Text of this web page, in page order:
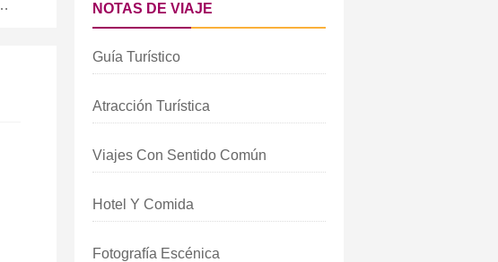
NOTAS DE VIAJENOTAS DE VIAJE
Guía Turístico
Atracción Turística
Viajes Con Sentido Común
Hotel Y Comida
Fotografía Escénica